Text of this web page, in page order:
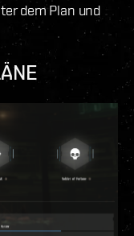
dem Plan und